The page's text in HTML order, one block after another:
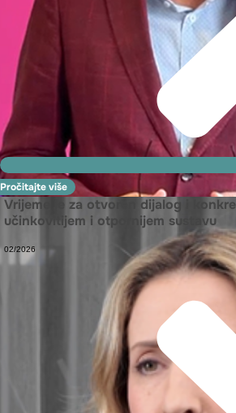
Pročitajte više
Vrijeme je za otvoren dijalog i
učinkovitijem i otpornijem sustavu
02/2026